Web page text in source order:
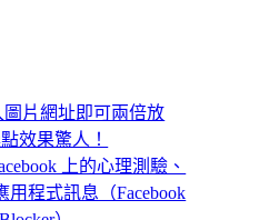
圖片網址即可兩倍放
效果驚人！
上的心理測驗、
用程式訊息（Facebook